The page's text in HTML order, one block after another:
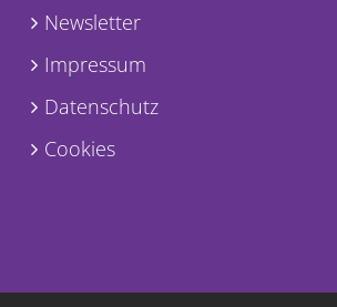
Newsletter
Impressum
Datenschutz
Cookies